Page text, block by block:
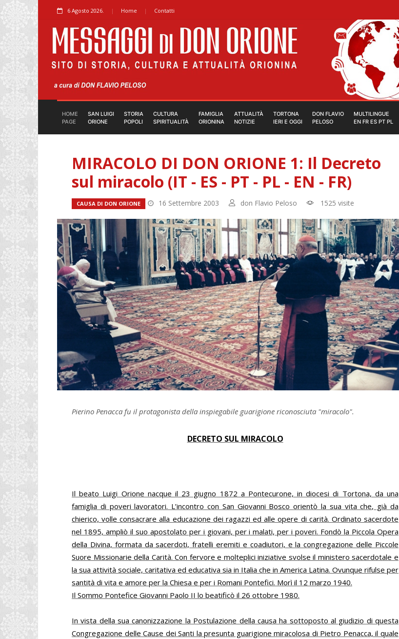
6 Agosto 2026. Home Contatti
HOME
PAGE
SAN LUIGI
ORIONE
STORIA
POPOLI
CULTURA
SPIRITUALITÀ
FAMIGLIA
ORIONINA
ATTUALITÀ
NOTIZIE
TORTONA
IERI E OGGI
DON FLAVIO
PELOSO
MULTILINGUE
EN FR ES PT PL
MIRACOLO DI DON ORIONE 1: Il Decreto
sul miracolo (IT - ES - PT - PL - EN - FR)
CAUSA DI DON ORIONE 16 Settembre 2003 don Flavio Peloso 1525 visite
Pierino Penacca fu il protagonista della inspiegabile guarigione riconosciuta "miracolo".
DECRETO SUL MIRACOLO
Il beato Luigi Orione nacque il 23 giugno 1872 a Pontecurone, in diocesi di Tortona, da una
famiglia di poveri lavoratori. L’incontro con San Giovanni Bosco orientò la sua vita che, già da
chierico, volle consacrare alla educazione dei ragazzi ed alle opere di carità. Ordinato sacerdote
nel 1895, ampliò il suo apostolato per i giovani, per i malati, per i poveri. Fondò la Piccola Opera
della Divina, formata da sacerdoti, fratelli eremiti e coadiutori, e la congregazione delle Piccole
Suore Missionarie della Carità. Con fervore e molteplici iniziative svolse il ministero sacerdotale e
la sua attività sociale, caritativa ed educativa sia in Italia che in America Latina. Ovunque rifulse per
santità di vita e amore per la Chiesa e per i Romani Pontefici. Morì il 12 marzo 1940.
Il Sommo Pontefice Giovanni Paolo II lo beatificò il 26 ottobre 1980.
In vista della sua canonizzazione la Postulazione della causa ha sottoposto al giudizio di questa
Congregazione delle Cause dei Santi la presunta guarigione miracolosa di Pietro Penacca, il quale